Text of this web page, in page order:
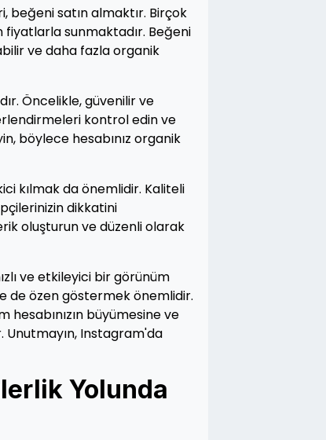
beğeni satın almaktır. Birçok
sunmaktadır. Beğeni
ve daha fazla organik
Öncelikle, güvenilir ve
kontrol edin ve
böylece hesabınız organik
kılmak da önemlidir. Kaliteli
dikkatini
oluşturun ve düzenli olarak
ve etkileyici bir görünüm
de özen göstermek önemlidir.
büyümesine ve
Unutmayın, Instagram'da
Yolunda